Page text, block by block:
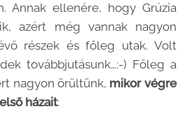
Annak ellenére, hogy Grúzia
azért még vannak nagyon
részek és főleg utak. Volt
továbbjutásunk…:-) Főleg a
nagyon örültünk, mikor végre
házait: